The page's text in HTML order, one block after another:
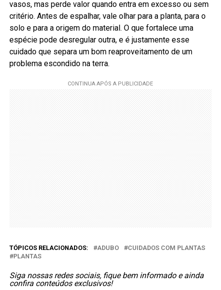
vasos, mas perde valor quando entra em excesso ou sem
critério. Antes de espalhar, vale olhar para a planta, para o
solo e para a origem do material. O que fortalece uma
espécie pode desregular outra, e é justamente esse
cuidado que separa um bom reaproveitamento de um
problema escondido na terra.
TÓPICOS RELACIONADOS: ADUBO
CUIDADOS COM PLANTAS
PLANTAS
Siga nossas redes sociais, fique bem informado e ainda
confira conteúdos exclusivos!